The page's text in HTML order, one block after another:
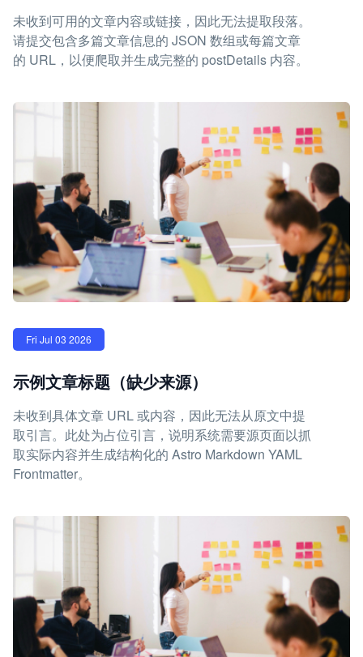
未收到可用的文章内容或链接，因此无法提取段落。
请提交包含多篇文章信息的 JSON 数组或每篇文章
的 URL，以便爬取并生成完整的 postDetails 内容。
Fri Jul 03 2026
示例文章标题（缺少来源）
未收到具体文章 URL 或内容，因此无法从原文中提
取引言。此处为占位引言，说明系统需要源页面以抓
取实际内容并生成结构化的 Astro Markdown YAML
Frontmatter。